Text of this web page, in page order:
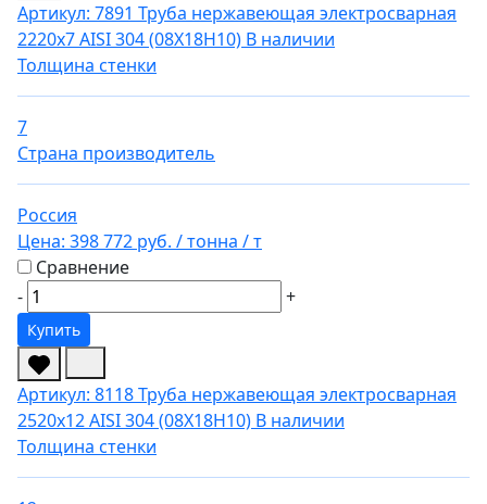
Артикул: 7891 Труба нержавеющая электросварная
2220х7 AISI 304 (08Х18Н10) В наличии
Толщина стенки
7
Страна производитель
Россия
Цена: 398 772 руб. / тонна / т
Сравнение
-
+
Купить
Артикул: 8118Труба нержавеющая электросварная
2520х12 AISI 304 (08Х18Н10) В наличии
Толщина стенки